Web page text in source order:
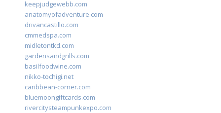
keepjudgewebb.com
anatomyofadventure.com
drivancastillo.com
cmmedspa.com
midletontkd.com
gardensandgrills.com
basilfoodwine.com
nikko-tochigi.net
caribbean-corner.com
bluemoongiftcards.com
rivercitysteampunkexpo.com